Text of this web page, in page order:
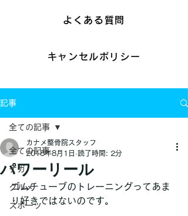
よくある質問
キャンセルポリシー
記事
全ての記事
ケガ
グルメ
スポーツ
全ての記事
パワーリール
カナメ整骨院スタッフ
2018年8月1日 読了時間: 2分
ゴムチューブのトレーニングってあま
り好きではないのです。